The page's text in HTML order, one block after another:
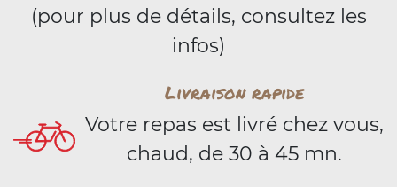
(pour plus de détails, consultez les
infos)
Livraison rapide
Votre repas est livré chez vous,
chaud, de 30 à 45 mn.